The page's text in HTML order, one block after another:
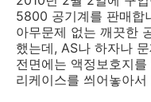
5800 공기계를 판매합
아무문제 없는 깨끗한
했는데, AS나 하자나
전면에는 액정보호지
리케이스를 씌어놓아